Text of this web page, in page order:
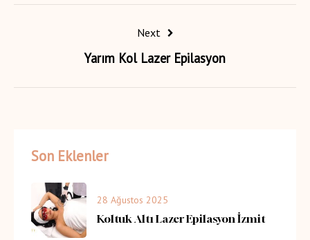
Next
Yarım Kol Lazer Epilasyon
Son Eklenler
28 Ağustos 2025
Koltuk Altı Lazer Epilasyon İzmit